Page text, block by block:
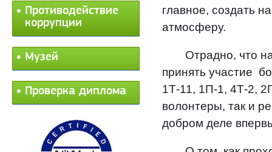
Противодействие
коррупции
Музей
Проверка диплома
главное, создать
атмосферу.
Отрадно, что
принять участие
1Т-11, 1П-1, 4Т-2,
волонтеры, так и
добром деле